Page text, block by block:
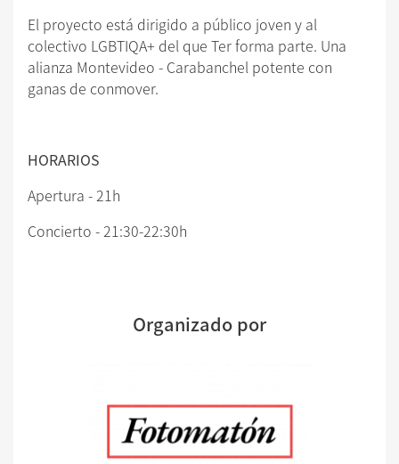
El proyecto está dirigido a público joven y al
colectivo LGBTIQA+ del que Ter forma parte. Una
alianza Montevideo - Carabanchel potente con
ganas de conmover.
HORARIOS
Apertura - 21h
Concierto - 21:30-22:30h
Organizado por